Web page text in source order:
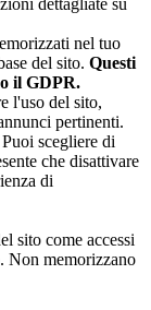
dettagliate su
nel tuo
del sito. Questi
il GDPR.
l'uso del sito,
pertinenti.
scegliere di
che disattivare
di
sito come accessi
Non memorizzano